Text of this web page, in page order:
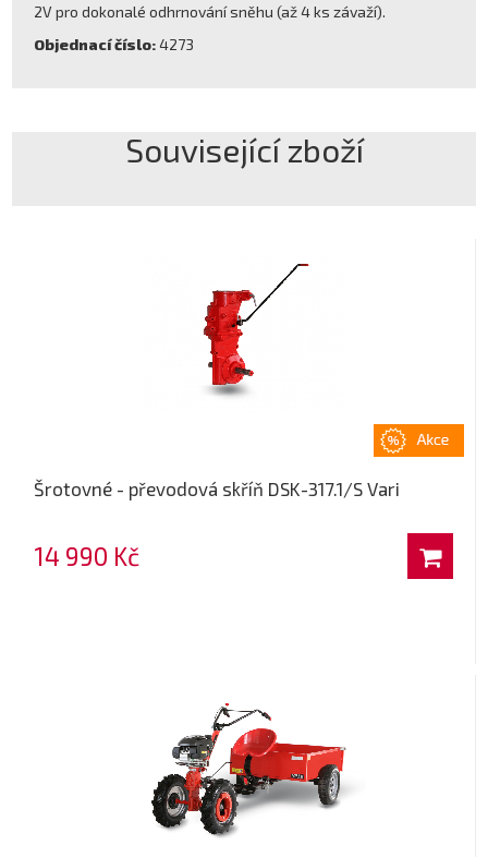
2V pro dokonalé odhrnování sněhu (až 4 ks závaží).
Objednací číslo:4273
Související zboží
Šrotovné - převodová skříň DSK-317.1/S Vari
14 990 Kč